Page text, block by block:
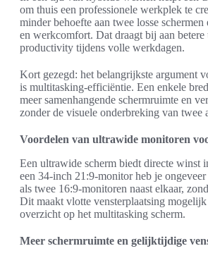
om thuis een professionele werkplek te
minder behoefte aan twee losse
en werkcomfort. Dat draagt bij aan
productivity tijdens volle werkdagen.
Kort gezegd: het belangrijkste argument
is multitasking-efficiëntie. Een enkele
meer samenhangende schermruimte en
zonder de visuele onderbreking van twee
Voordelen van ultrawide monitoren
Een ultrawide scherm biedt directe winst
een 34-inch 21:9-monitor heb je
als twee 16:9-monitoren naast elkaar,
Dit maakt vlotte vensterplaatsing
overzicht op het multitasking scherm.
Meer schermruimte en gelijktijdige